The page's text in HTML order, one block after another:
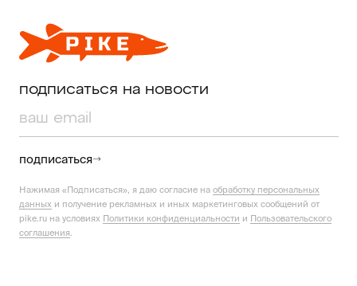
подписаться на новости
подписаться
Нажимая «Подписаться», я даю согласие на обработку персональных
данных и получение рекламных и иных маркетинговых сообщений от
pike.ru на условиях Политики конфиденциальности и Пользовательского
соглашения